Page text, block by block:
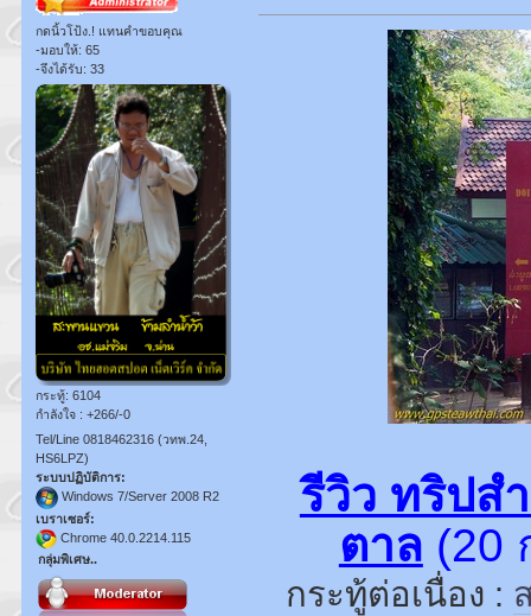
กดนิ้วโป้ง.! แทนคำขอบคุณ
-มอบให้: 65
-จึงได้รับ: 33
กระทู้: 6104
กำลังใจ : +266/-0
Tel/Line 0818462316 (วทพ.24,
HS6LPZ)
ระบบปฏิบัติการ:
Windows 7/Server 2008 R2
เบราเซอร์:
Chrome 40.0.2214.115
กลุ่มพิเศษ..
รีวิว ทริปส
ตาล (20
กระทู้ต่อเนื่อง :